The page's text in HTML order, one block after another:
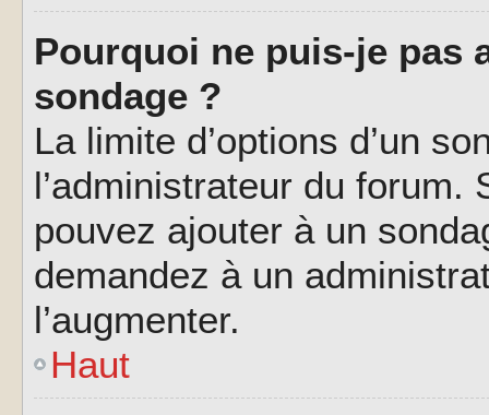
Pourquoi ne puis-je pas
sondage ?
La limite d’options d’un
l’administrateur du forum.
pouvez ajouter à un
demandez à un
l’augmenter.
Haut